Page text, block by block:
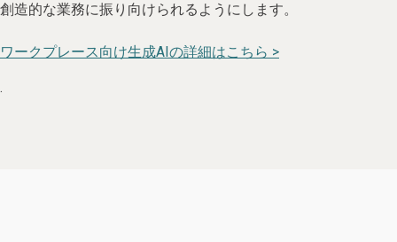
創造的な業務に振り向けられるようにします。
ワークプレース向け生成AIの詳細はこちら >
.